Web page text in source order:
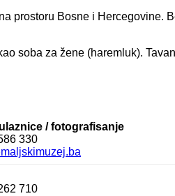
prostoru Bosne i Hercegovine.
soba za žene (haremluk).
/ fotografisanje
330
710